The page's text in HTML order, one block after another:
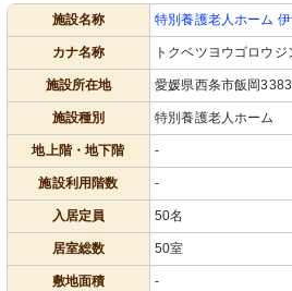
施設名称 特別養護老人ホーム
カナ名称 トクベツヨウゴロウ
施設所在地 愛媛県西条市飯岡3383
施設種別 特別養護老人ホーム
地上階・地下階 -
施設利用階数 -
入居定員 50名
居室総数 50室
敷地面積 -